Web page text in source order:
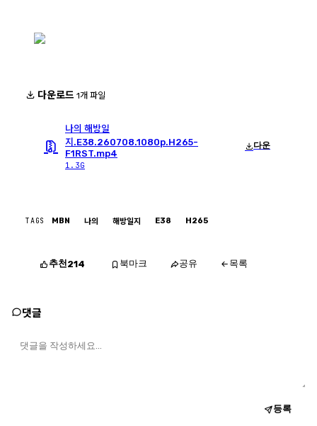
다운로드 1개 파일
나의 해방일
지.E38.260708.1080p.H265-
F1RST.mp4
1.3G
다운
TAGS MBN 나의 해방일지 E38 H265
추천214 북마크 공유 목록
댓글
등록